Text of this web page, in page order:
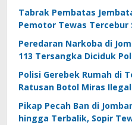
Tabrak Pembatas
Pemotor Tewas Tercebur
Peredaran Narkoba di
113 Tersangka Diciduk
Polisi Gerebek Rumah di
Ratusan Botol Miras Ilegal
Pikap Pecah Ban di
hingga Terbalik, Sopir